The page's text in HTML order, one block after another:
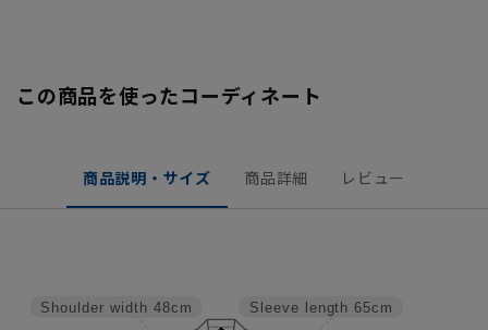
この商品を使ったコーディネート
商品説明・サイズ 商品詳細 レビュー
Sleeve length 65cm
Shoulder width 48cm